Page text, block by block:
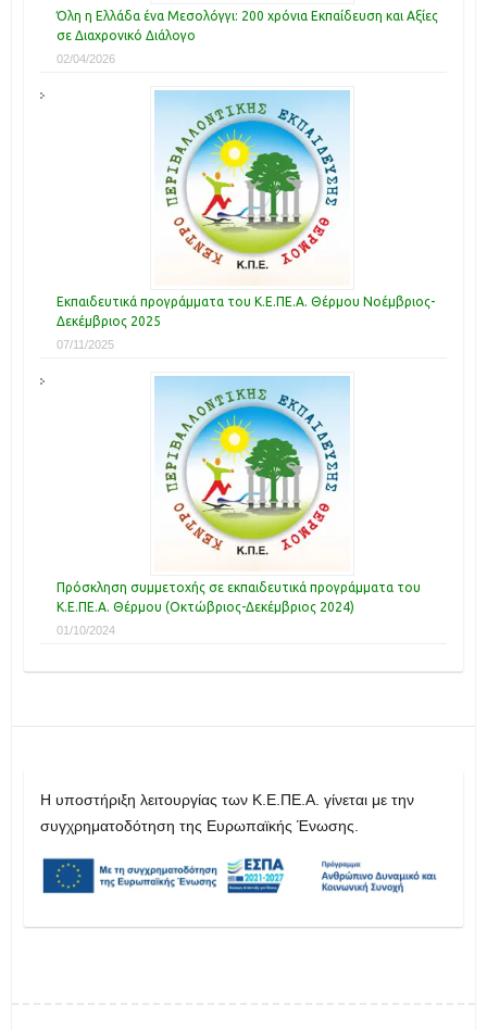
Όλη η Ελλάδα ένα Μεσολόγγι: 200 χρόνια Εκπαίδευση και Αξίες
σε Διαχρονικό Διάλογο
02/04/2026
Εκπαιδευτικά προγράμματα του Κ.Ε.ΠΕ.Α. Θέρμου Νοέμβριος-
Δεκέμβριος 2025
07/11/2025
Πρόσκληση συμμετοχής σε εκπαιδευτικά προγράμματα του
Κ.Ε.ΠΕ.Α. Θέρμου (Οκτώβριος-Δεκέμβριος 2024)
01/10/2024
H υποστήριξη λειτουργίας των Κ.Ε.ΠΕ.Α. γίνεται με την
συγχρηματοδότηση της Ευρωπαϊκής Ένωσης.